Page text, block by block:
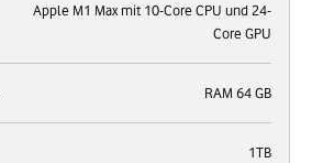
Apple M1 Max mit 10-Core CPU und 24-
Core GPU
RAM 64 GB
1TB